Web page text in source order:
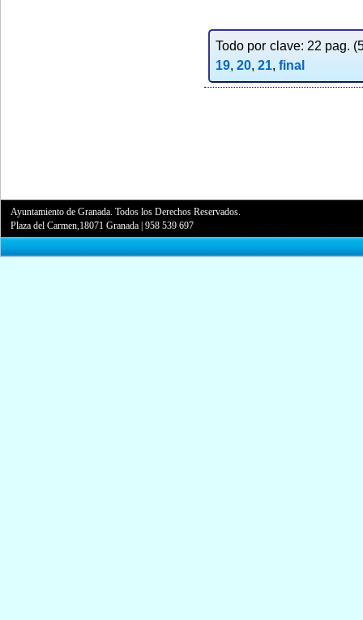
Todo por clave: 22 pag.
19, 20, 21, final
Ayuntamiento de Granada. Todos los Derechos Reservados.
Plaza del Carmen,18071 Granada |958 539 697